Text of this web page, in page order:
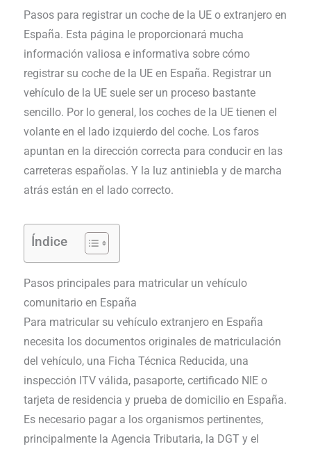
Pasos para registrar un coche de la UE o extranjero en
España. Esta página le proporcionará mucha
información valiosa e informativa sobre cómo
registrar su coche de la UE en España. Registrar un
vehículo de la UE suele ser un proceso bastante
sencillo. Por lo general, los coches de la UE tienen el
volante en el lado izquierdo del coche. Los faros
apuntan en la dirección correcta para conducir en las
carreteras españolas. Y la luz antiniebla y de marcha
atrás están en el lado correcto.
Índice
Pasos principales para matricular un vehículo
comunitario en España
Para matricular su vehículo extranjero en España
necesita los documentos originales de matriculación
del vehículo, una Ficha Técnica Reducida, una
inspección ITV válida, pasaporte, certificado NIE o
tarjeta de residencia y prueba de domicilio en España.
Es necesario pagar a los organismos pertinentes,
principalmente la Agencia Tributaria, la DGT y el